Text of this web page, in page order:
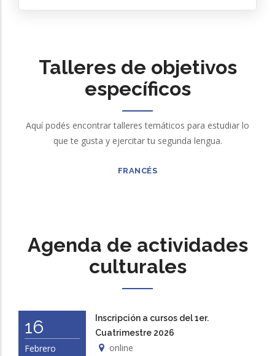
Talleres de objetivos
específicos
Aquí podés encontrar talleres temáticos para estudiar lo
que te gusta y ejercitar tu segunda lengua.
FRANCÉS
Agenda de actividades
culturales
16
Febrero
Inscripción a cursos del 1er.
Cuatrimestre 2026
online